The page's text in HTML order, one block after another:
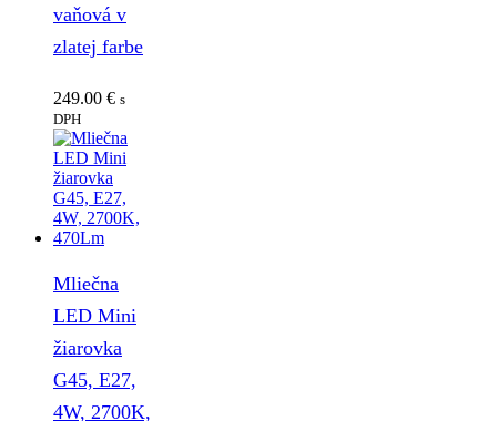
vaňová v
zlatej farbe
249.00 € s
DPH
Mliečna
LED Mini
žiarovka
G45, E27,
4W, 2700K,